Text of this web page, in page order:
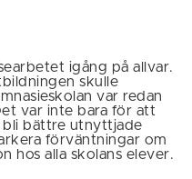
igång på allvar.
skulle
var redan
var inte bara för att
bli bättre utnyttjade
förväntningar om
hos alla skolans elever.